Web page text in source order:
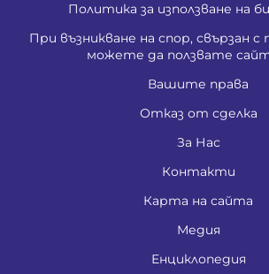
Политика за използване на
При възникване на спор, свързан с
можете да ползвате
Вашите права
Отказ от сделка
За Нас
Контакти
Карта на сайта
Медия
Енциклопедия